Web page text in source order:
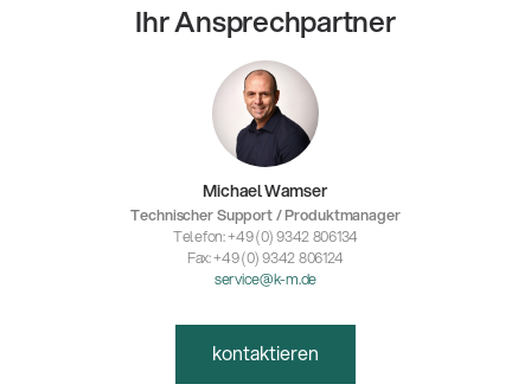
Ihr Ansprechpartner
Michael Wamser
Technischer Support / Produktmanager
Telefon: +49 (0) 9342 806134
Fax: +49 (0) 9342 806124
service@k-m.de
kontaktieren